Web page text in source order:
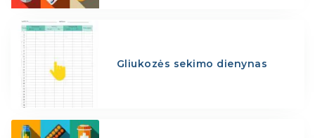
Gliukozės sekimo dienynas